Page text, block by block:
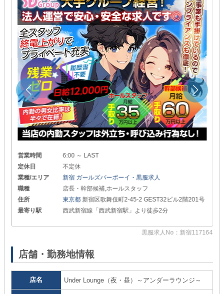
営業時間
6:00 ～ LAST
定休日
不定休
業種/エリア
新宿 ガールズバーボーイ・黒服求人
職種
店長・幹部候補,ホールスタッフ
住所
東京都 新宿区歌舞伎町2-45-2 GEST32ビル2階201号
最寄り駅
西武新宿線「西武新宿駅」より徒歩2分
黒服求人No：新宿117164
店舗・勤務地情報
店名 Under Lounge（夜・昼）～アンダーラウンジ～